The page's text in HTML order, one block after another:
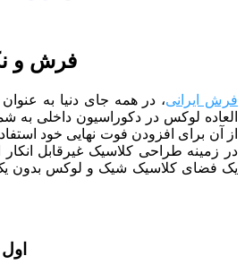
فرش و
فرش ایرانی، در همه جای دنیا به
العاده لوکس در دکوراسیون داخلی به
از آن برای افزودن فوت نهایی خود
در زمینه طراحی کلاسیک غیرقابل
یک فضای کلاسیک شیک و لوکس بدون یک